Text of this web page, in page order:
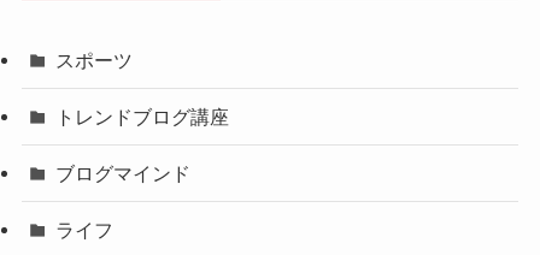
スポーツ
トレンドブログ講座
ブログマインド
ライフ